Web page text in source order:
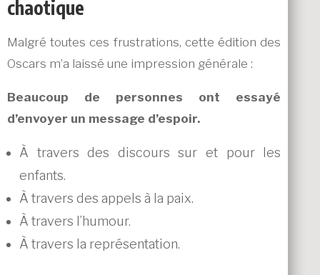
chaotique
Malgré toutes ces frustrations, cette édition des
Oscars m’a laissé une impression générale :
Beaucoup de personnes ont essayé
d’envoyer un message d’espoir.
À travers des discours sur et pour les
enfants.
À travers des appels à la paix.
À travers l’humour.
À travers la représentation.